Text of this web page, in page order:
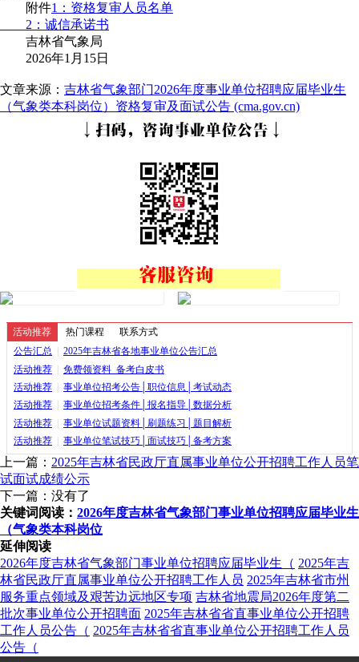
附件1：资格复审人员名单
2：诚信承诺书
吉林省气象局
2026年1月15日
文章来源： 吉林省气象部门2026年度事业单位招聘应届毕业生
（气象类本科岗位）资格复审及面试公告 (cma.gov.cn)
活动推荐 热门课程 联系方式
公告汇总
2025年吉林省各地事业单位公告汇总
活动推荐
免费领资料_备考白皮书
活动推荐
事业单位招考公告│职位信息│考试动态
活动推荐
事业单位招考条件│报名指导│数据分析
活动推荐
事业单位试题资料│刷题练习│题目解析
活动推荐
事业单位笔试技巧│面试技巧│备考方案
上一篇： 2025年吉林省民政厅直属事业单位公开招聘工作人员笔
试面试成绩公示
下一篇：没有了
关键词阅读： 2026年度吉林省气象部门事业单位招聘应届毕业生
（气象类本科岗位
延伸阅读
2026年度吉林省气象部门事业单位招聘应届毕业生（ 2025年吉
林省民政厅直属事业单位公开招聘工作人员 2025年吉林省市州
服务重点领域及艰苦边远地区专项 吉林省地震局2026年度第二
批次事业单位公开招聘面 2025年吉林省省直事业单位公开招聘
工作人员公告（ 2025年吉林省省直事业单位公开招聘工作人员
公告（